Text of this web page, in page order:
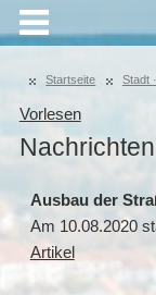
Startseite Stadt
Vorlesen
Ausbau der
Am 10.08.2020
Artikel